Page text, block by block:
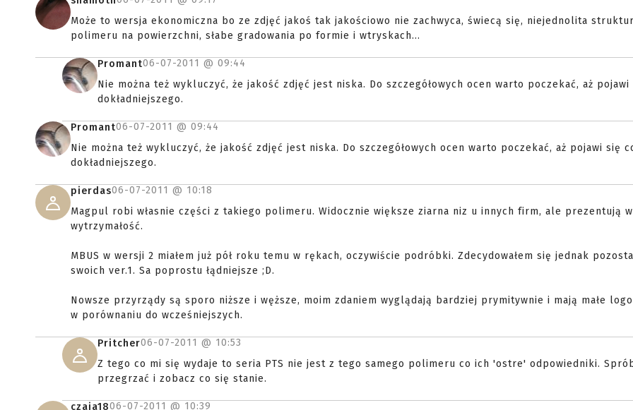
Może to wersja ekonomiczna bo ze zdjęć jakoś tak jakościowo nie zachwyca, świecą się, niejednolita
polimeru na powierzchni, słabe gradowania po formie i wtryskach...
Promant06-07-2011 @ 09:44
Nie można też wykluczyć, że jakość zdjęć jest niska. Do szczegółowych ocen warto poczekać, aż pojawi
dokładniejszego.
Promant06-07-2011 @ 09:44
Nie można też wykluczyć, że jakość zdjęć jest niska. Do szczegółowych ocen warto poczekać, aż pojawi się
dokładniejszego.
pierdas06-07-2011 @ 10:18
Magpul robi własnie części z takiego polimeru. Widocznie większe ziarna niz u innych firm, ale prezentują
wytrzymałość.
MBUS w wersji 2 miałem już pół roku temu w rękach, oczywiście podróbki. Zdecydowałem się jednak
swoich ver.1. Sa poprostu łądniejsze ;D.
Nowsze przyrządy są sporo niższe i węższe, moim zdaniem wyglądają bardziej prymitywnie i mają małe
w porównaniu do wcześniejszych.
Pritcher06-07-2011 @ 10:53
Z tego co mi się wydaje to seria PTS nie jest z tego samego polimeru co ich 'ostre' odpowiedniki.
przegrzać i zobacz co się stanie.
czaja1806-07-2011 @ 10:39